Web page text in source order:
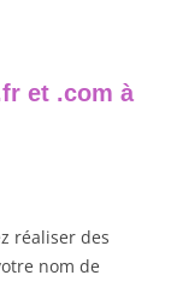
et .com à
réaliser des
nom de